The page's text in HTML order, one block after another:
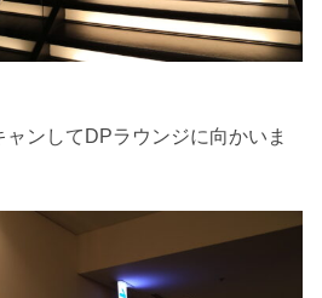
ンしてDPラウンジに向かいま